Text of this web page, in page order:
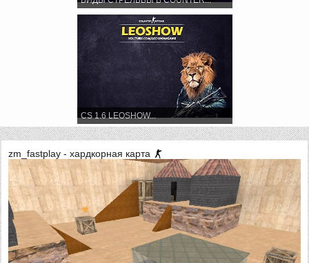
CS 1.6 LEOSHOW...
zm_fastplay - хардкорная карта